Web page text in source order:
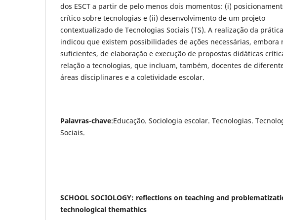
dos ESCT a partir de pelo menos dois momentos: (i)
crítico sobre tecnologias e (ii) desenvolvimento de um projeto
contextualizado de Tecnologias Sociais (TS). A realização da prática
indicou que existem possibilidades de ações necessárias, embora
suficientes, de elaboração e execução de propostas didáticas
relação a tecnologias, que incluam, também, docentes de
áreas disciplinares e a coletividade escolar.
Palavras-chave:Educação. Sociologia escolar. Tecnologias.
Sociais.
SCHOOL SOCIOLOGY: reflections on teaching and
technological themathics